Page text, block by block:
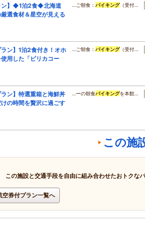
ン】◆1泊2食◆北海道
選食材＆星空が見える
…ご朝食： バイキング（受付…
ラン】1泊2食付き！オホ
用した「ピリカコー
…ご朝食： バイキング（受付…
ラン】特選重箱と海鮮丼
の時間を贅沢に過ごす
…ーの朝食バイキングを本館…
この施
この施設と交通手段を自由に組み合わせたおトクな
空券付プラン一覧へ